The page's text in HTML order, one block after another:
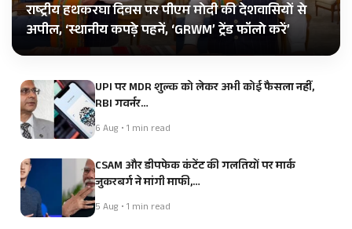
राष्ट्रीय हथकरघा दिवस पर पीएम मोदी की देशवासियों से
अपील, ‘स्थानीय कपड़े पहनें, ‘GRWM’ ट्रेंड फॉलो करें’
UPI पर MDR शुल्क को लेकर अभी कोई फैसला नहीं,
RBI गवर्नर…
6 Aug • 1 min read
CSAM और डीपफेक कंटेंट की गलतियों पर मार्क
जुकरबर्ग ने मांगी माफी,…
5 Aug • 1 min read